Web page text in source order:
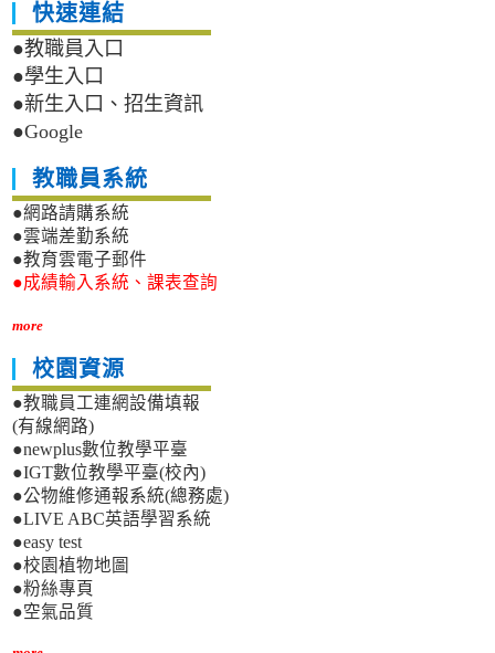
快速連結
●教職員入口
●學生入口
●新生入口、招生資訊
●Google
教職員系統
●網路請購系統
●雲端差勤系統
●教育雲電子郵件
●成績輸入系統、課表查詢
more
校園資源
●教職員工連網設備填報
(有線網路)
●newplus數位教學平臺
●IGT數位教學平臺(校內)
●公物維修通報系統(總務處)
●LIVE ABC英語學習系統
●easy test
●校園植物地圖
●粉絲專頁
●空氣品質